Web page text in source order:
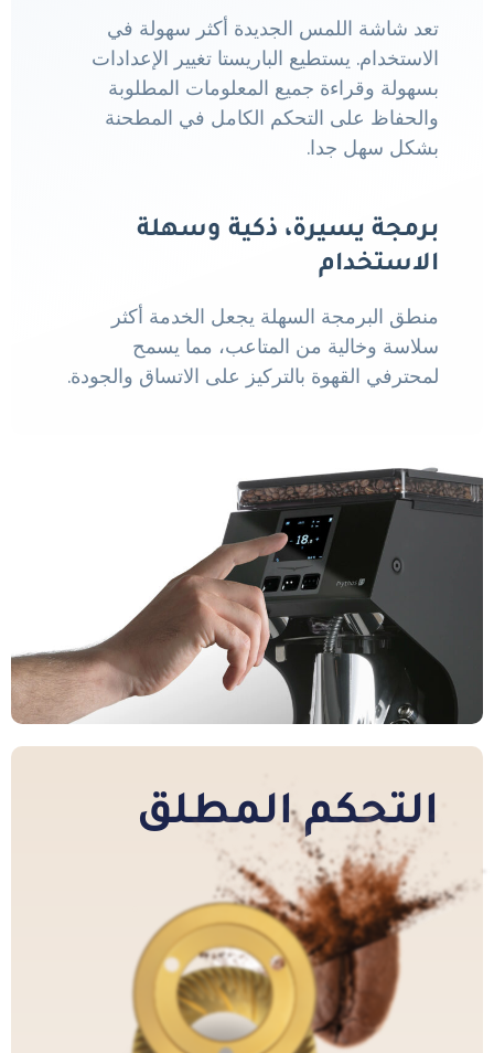
تعد شاشة اللمس الجديدة أكثر سهولة في
الاستخدام. يستطيع الباريستا تغيير الإعدادات
بسهولة وقراءة جميع المعلومات المطلوبة
والحفاظ على التحكم الكامل في المطحنة
بشكل سهل جدا.
برمجة يسيرة، ذكية وسهلة
الاستخدام
منطق البرمجة السهلة يجعل الخدمة أكثر
سلاسة وخالية من المتاعب، مما يسمح
لمحترفي القهوة بالتركيز على الاتساق والجودة.
التحكم المطلق